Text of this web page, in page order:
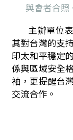
與會者合照
主辦單位
其對台灣的支
印太和平穩定
係與區域安全
袖，更提醒台
交流合作。